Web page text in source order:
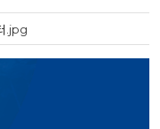
.jpg